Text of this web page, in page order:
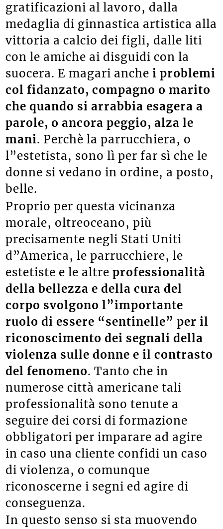
gratificazioni al lavoro, dalla
medaglia di ginnastica artistica alla
vittoria a calcio dei figli, dalle liti
con le amiche ai disguidi con la
suocera. E magari anchei problemi
col fidanzato, compagno o marito
che quando si arrabbia esagera a
parole, o ancora peggio, alza le
mani. Perchè la parrucchiera, o
l”estetista, sono lì per far sì che le
donne si vedano in ordine, a posto,
belle.
Proprio per questa vicinanza
morale, oltreoceano, più
precisamente negli Stati Uniti
d”America, le parrucchiere, le
estetiste e le altreprofessionalità
della bellezza e della cura del
corpo svolgono l”importante
ruolo di essere “sentinelle” per il
riconoscimento dei segnali della
violenza sulle donne e il contrasto
del fenomeno. Tanto che in
numerose città americane tali
professionalità sono tenute a
seguire dei corsi di formazione
obbligatori per imparare ad agire
in caso una cliente confidi un caso
di violenza, o comunque
riconoscerne i segni ed agire di
conseguenza.
In questo senso si sta muovendo